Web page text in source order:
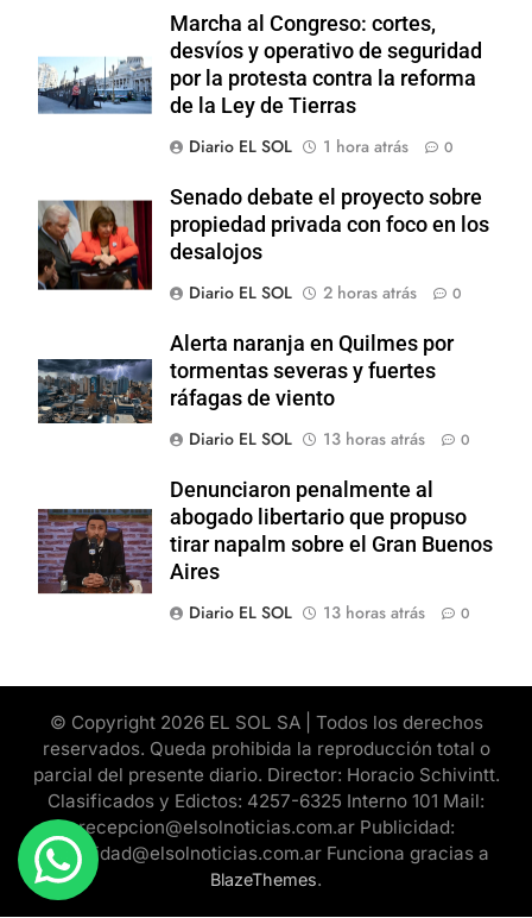
Marcha al Congreso: cortes,
desvíos y operativo de seguridad
por la protesta contra la reforma
de la Ley de Tierras
Diario EL SOL
1 hora atrás 0
Senado debate el proyecto sobre
propiedad privada con foco en los
desalojos
Diario EL SOL
2 horas atrás 0
Alerta naranja en Quilmes por
tormentas severas y fuertes
ráfagas de viento
Diario EL SOL
13 horas atrás 0
Denunciaron penalmente al
abogado libertario que propuso
tirar napalm sobre el Gran Buenos
Aires
Diario EL SOL
13 horas atrás 0
© Copyright 2026 EL SOL SA | Todos los derechos
reservados. Queda prohibida la reproducción total o
parcial del presente diario. Director: Horacio Schivintt.
Clasificados y Edictos: 4257-6325 Interno 101 Mail:
recepcion@elsolnoticias.com.ar Publicidad:
publicidad@elsolnoticias.com.ar Funciona gracias a
BlazeThemes.